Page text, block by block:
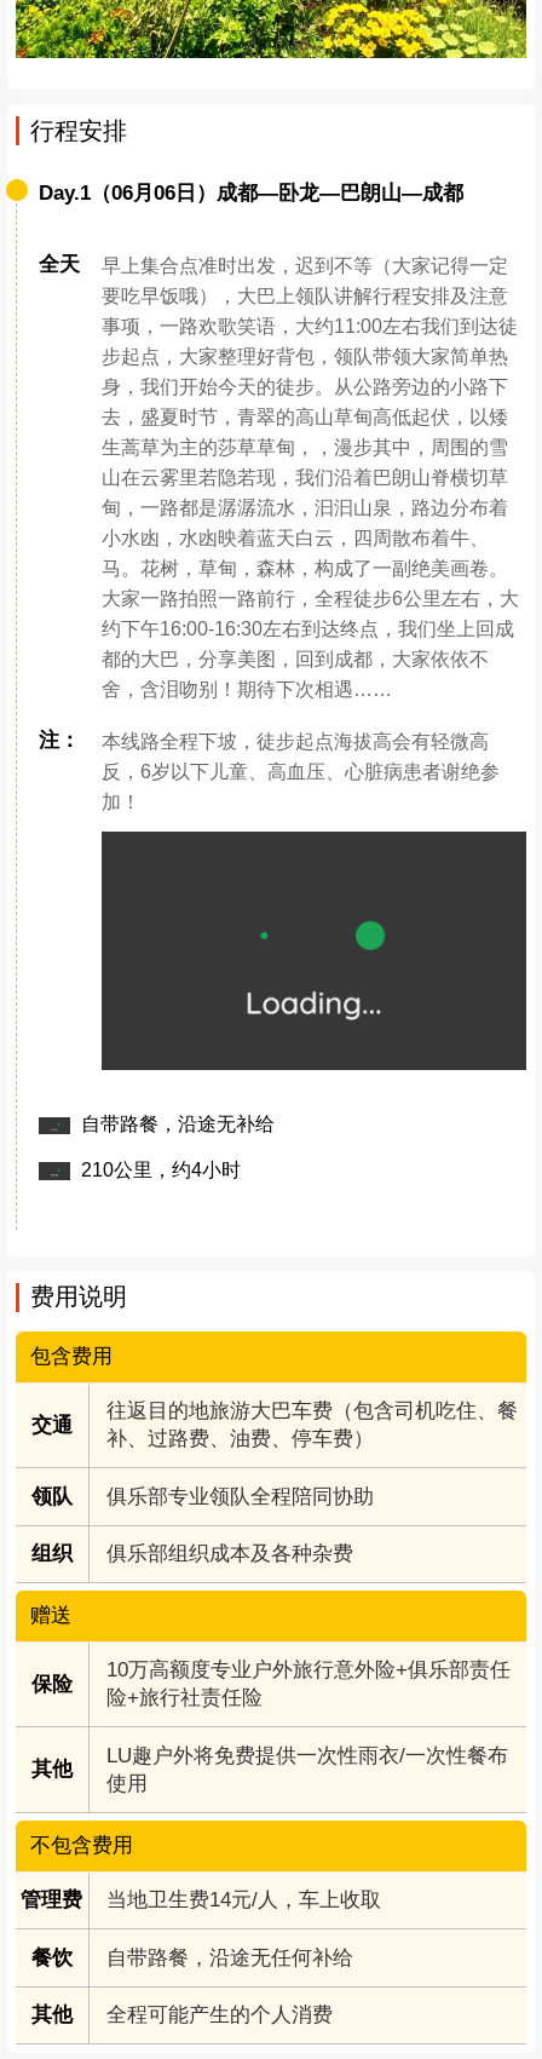
行程安排
Day.1（06月06日）成都—卧龙—巴朗山—成都
全天
早上集合点准时出发，迟到不等（大家记得一定
要吃早饭哦），大巴上领队讲解行程安排及注意
事项，一路欢歌笑语，大约11:00左右我们到达徒
步起点，大家整理好背包，领队带领大家简单热
身，我们开始今天的徒步。从公路旁边的小路下
去，盛夏时节，青翠的高山草甸高低起伏，以矮
生蒿草为主的莎草草甸，，漫步其中，周围的雪
山在云雾里若隐若现，我们沿着巴朗山脊横切草
甸，一路都是潺潺流水，汩汩山泉，路边分布着
小水凼，水凼映着蓝天白云，四周散布着牛、
马。花树，草甸，森林，构成了一副绝美画卷。
大家一路拍照一路前行，全程徒步6公里左右，大
约下午16:00-16:30左右到达终点，我们坐上回成
都的大巴，分享美图，回到成都，大家依依不
舍，含泪吻别！期待下次相遇……
注：
本线路全程下坡，徒步起点海拔高会有轻微高
反，6岁以下儿童、高血压、心脏病患者谢绝参
加！
自带路餐，沿途无补给
210公里，约4小时
费用说明
包含费用
交通
往返目的地旅游大巴车费（包含司机吃住、餐
补、过路费、油费、停车费）
领队 俱乐部专业领队全程陪同协助
组织 俱乐部组织成本及各种杂费
赠送
保险
10万高额度专业户外旅行意外险+俱乐部责任
险+旅行社责任险
其他
LU趣户外将免费提供一次性雨衣/一次性餐布
使用
不包含费用
管理费 当地卫生费14元/人，车上收取
餐饮 自带路餐，沿途无任何补给
其他 全程可能产生的个人消费